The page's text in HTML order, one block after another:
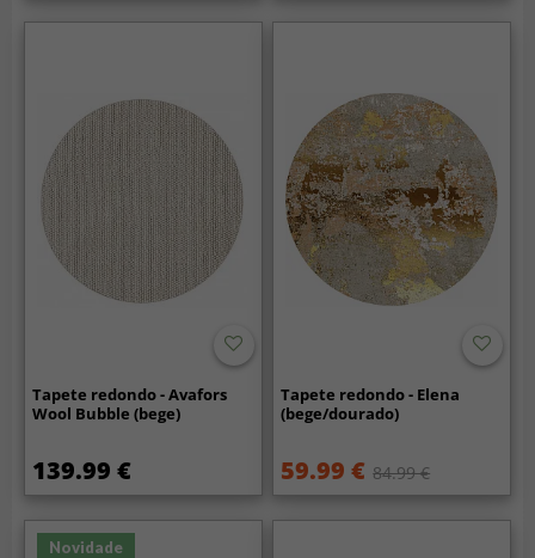
Tapete redondo - Avafors
Wool Bubble (bege)
139.99 €
Tapete redondo - Elena
(bege/dourado)
59.99 € 84.99 €
Novidade